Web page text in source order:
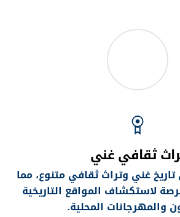
ثقافي غني
غني وتراث ثقافي متنوع، مما
لاستكشاف المواقع التاريخية
والمهرجانات المحلية.